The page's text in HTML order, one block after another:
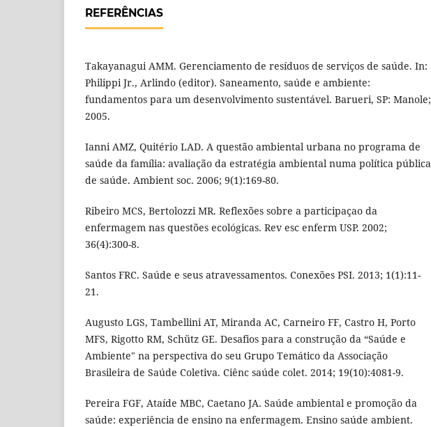
REFERÊNCIAS
Takayanagui AMM. Gerenciamento de resíduos de serviços de saúde. In:
Philippi Jr., Arlindo (editor). Saneamento, saúde e ambiente:
fundamentos para um desenvolvimento sustentável. Barueri, SP: Manole;
2005.
Ianni AMZ, Quitério LAD. A questão ambiental urbana no programa de
saúde da família: avaliação da estratégia ambiental numa política pública
de saúde. Ambient soc. 2006; 9(1):169-80.
Ribeiro MCS, Bertolozzi MR. Reflexões sobre a participaçao da
enfermagem nas questões ecológicas. Rev esc enferm USP. 2002;
36(4):300-8.
Santos FRC. Saúde e seus atravessamentos. Conexões PSI. 2013; 1(1):11-
21.
Augusto LGS, Tambellini AT, Miranda AC, Carneiro FF, Castro H, Porto
MFS, Rigotto RM, Schütz GE. Desafios para a construção da “Saúde e
Ambiente" na perspectiva do seu Grupo Temático da Associação
Brasileira de Saúde Coletiva. Ciênc saúde colet. 2014; 19(10):4081-9.
Pereira FGF, Ataíde MBC, Caetano JA. Saúde ambiental e promoção da
saúde: experiência de ensino na enfermagem. Ensino saúde ambient.